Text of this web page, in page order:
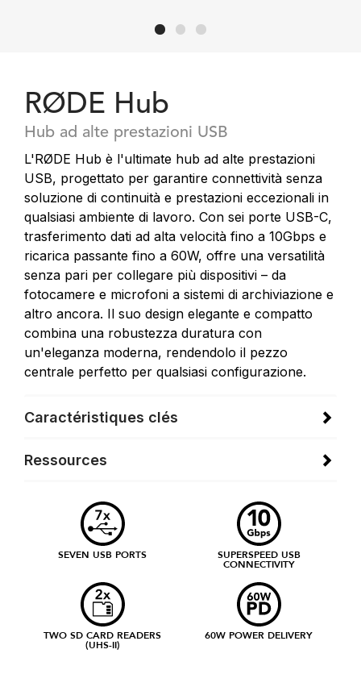
RØDE Hub
Hub ad alte prestazioni USB
L'RØDE Hub è l'ultimate hub ad alte prestazioni
USB, progettato per garantire connettività senza
soluzione di continuità e prestazioni eccezionali in
qualsiasi ambiente di lavoro. Con sei porte USB-C,
trasferimento dati ad alta velocità fino a 10Gbps e
ricarica passante fino a 60W, offre una versatilità
senza pari per collegare più dispositivi – da
fotocamere e microfoni a sistemi di archiviazione e
altro ancora. Il suo design elegante e compatto
combina una robustezza duratura con
un'eleganza moderna, rendendolo il pezzo
centrale perfetto per qualsiasi configurazione.
Caractéristiques clés
Ressources
SEVEN USB PORTS SUPERSPEED USB
CONNECTIVITY
TWO SD CARD READERS
(UHS-II)
60W POWER DELIVERY